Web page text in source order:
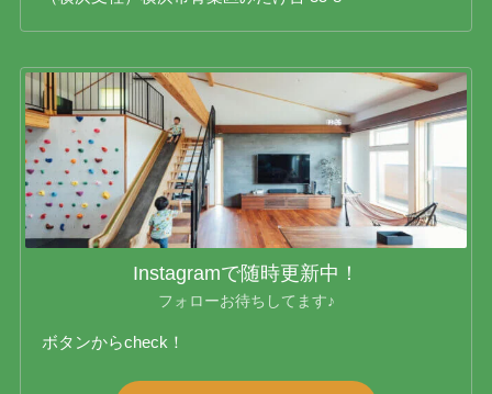
Instagramで随時更新中！
フォローお待ちしてます♪
ボタンからcheck！